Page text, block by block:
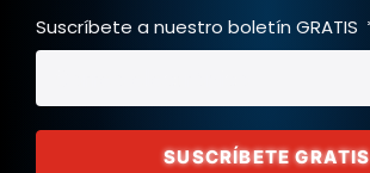
Suscríbete a nuestro boletín GRATIS
SUSCRÍBETE GRATIS